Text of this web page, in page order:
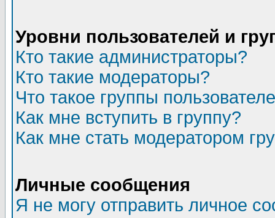
Уровни пользователей и
Кто такие администраторы?
Кто такие модераторы?
Что такое группы
Как мне вступить в группу?
Как мне стать модератором
Личные сообщения
Я не могу отправить личное